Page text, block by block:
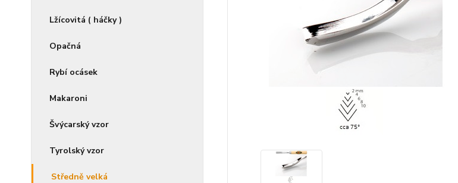
Lžícovitá ( háčky )
Opačná
Rybí ocásek
Makaroni
Švýcarský vzor
Tyrolský vzor
Středně velká